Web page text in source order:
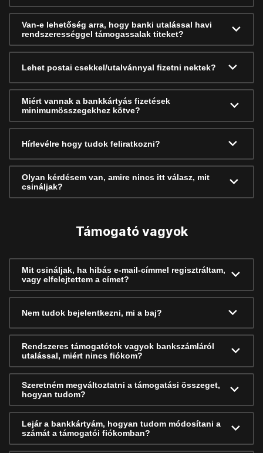
Van-e lehetőség arra, hogy banki utalással havi
rendszerességgel támogassalak titeket?
Lehet postai csekkel/utalvánnyal fizetni nektek?
Miért vannak a bankkártyás fizetések
minimumösszegekhez kötve?
Hírlevélre hogy tudok feliratkozni?
Olyan kérdésem van, amire nincs itt válasz, mit
csináljak?
Támogató vagyok
Mit csináljak, ha hibás e-mail-címmel regisztráltam,
vagy elfelejtettem a címet?
Nem tudok bejelentkezni, mi a baj?
Rendszeres támogatótok vagyok bankszámláról
utalással, miért nincs fiókom?
Szeretném megváltoztatni a támogatási összeget,
hogyan tudom?
Lejár a bankkártyám, hogyan tudom módosítani a
számát a támogatói fiókomban?